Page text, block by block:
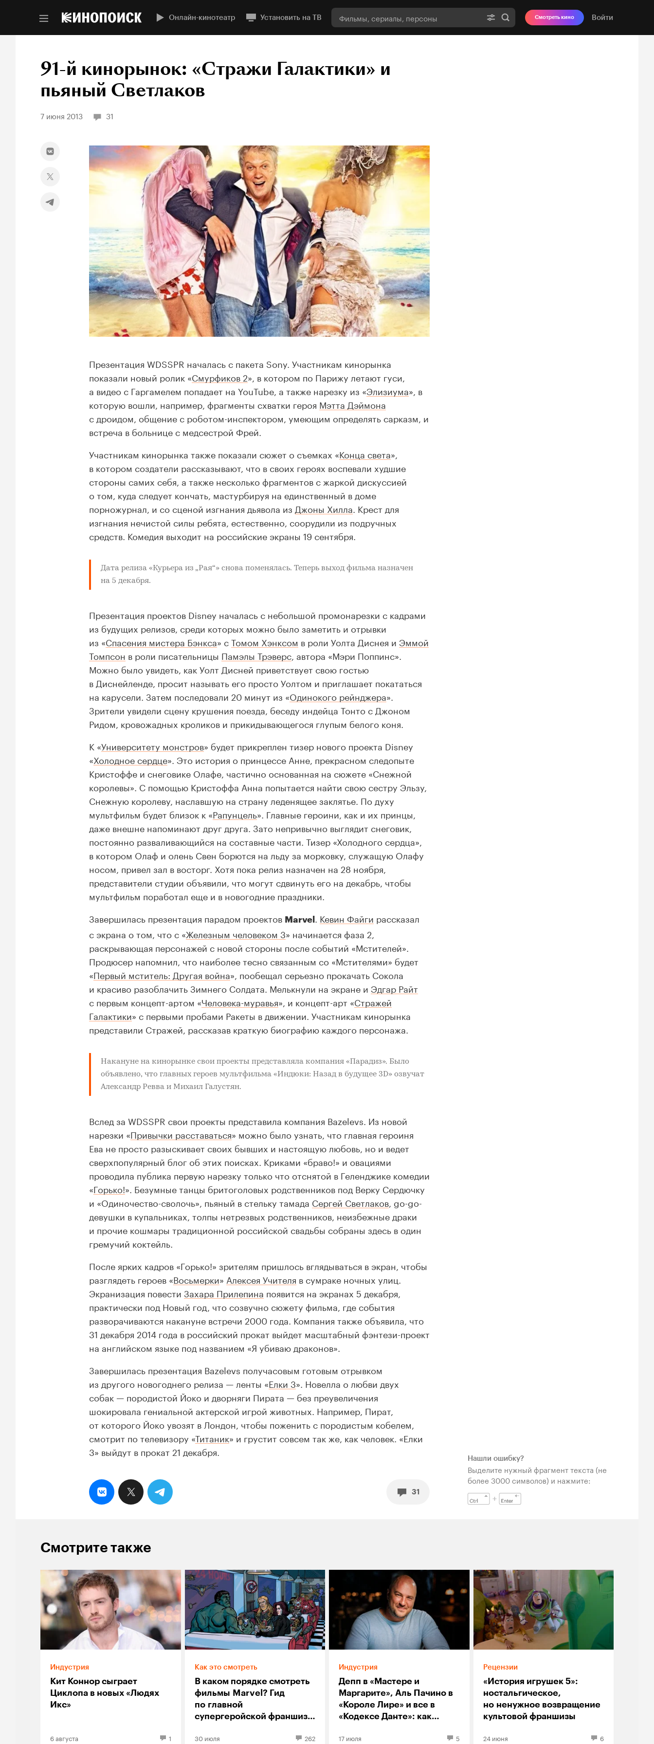
Онлайн-кинотеатр Установить на ТВ Смотреть кино Войти
91-й кинорынок: «Стражи Галактики» и
пьяный Светлаков
7 июня 2013 31
Презентация WDSSPR началась с пакета Sony. Участникам кинорынка
показали новый ролик «Смурфиков 2», в котором по Парижу летают гуси,
а видео с Гаргамелем попадает на YouTube, а также нарезку из «Элизиума», в
которую вошли, например, фрагменты схватки героя Мэтта Дэймона
с дроидом, общение с роботом-инспектором , умеющим определять сарказм, и
встреча в больнице с медсестрой Фрей.
Участникам кинорынка также показали сюжет о съемках «Конца света»,
в котором создатели рассказывают, что в своих героях воспевали худшие
стороны самих себя, а также несколько фрагментов с жаркой дискуссией
о том, куда следует кончать, мастурбируя на единственный в доме
порножурнал, и со сценой изгнания дьявола из Джоны Хилла . Крест для
изгнания нечистой силы ребята, естественно, соорудили из подручных
средств. Комедия выходит на российские экраны 19 сентября.
Дата релиза «Курьера из „Рая“» снова поменялась. Теперь выход фильма назначен
на 5 декабря.
Презентация проектов Disney началась с небольшой промонарезки с кадрами
из будущих релизов, среди которых можно было заметить и отрывки
из «Спасения мистера Бэнкса» сТомом Хэнксом в роли Уолта Диснея и Эммой
Томпсон в роли писательницы Памэлы Трэверс , автора «Мэри Поппинс».
Можно было увидеть, как Уолт Дисней приветствует свою гостью
в Диснейленде, просит называть его просто Уолтом и приглашает покататься
на карусели. Затем последовали 20 минут из «Одинокого рейнджера».
Зрители увидели сцену крушения поезда, беседу индейца Тонто с Джоном
Ридом, кровожадных кроликов и прикидывающегося глупым белого коня.
К «Университету монстров» будет прикреплен тизер нового проекта Disney
«Холодное сердце». Это история о принцессе Анне, прекрасном следопыте
Кристоффе и снеговике Олафе, частично основанная на сюжете «Снежной
королевы». С помощью Кристоффа Анна попытается найти свою сестру Эльзу,
Снежную королеву, наславшую на страну леденящее заклятье. По духу
мультфильм будет близок к «Рапунцель». Главные героини, как и их принцы,
даже внешне напоминают друг друга. Зато непривычно выглядит снеговик,
постоянно разваливающийся на составные части. Тизер «Холодного сердца»,
в котором Олаф и олень Свен борются на льду за морковку, служащую Олафу
носом, привел зал в восторг. Хотя пока релиз назначен на 28 ноября,
представители студии объявили, что могут сдвинуть его на декабрь, чтобы
мультфильм поработал еще и в новогодние праздники.
Завершилась презентация парадом проектов Marvel Кевин Файги рассказал
с экрана о том, что с «Железным человеком 3» начинается фаза 2,
раскрывающая персонажей с новой стороны после событий «Мстителей».
Продюсер напомнил, что наиболее тесно связанным со «Мстителями» будет
«Первый мститель: Другая война», пообещал серьезно прокачать Сокола
и красиво разоблачить Зимнего Солдата. Мелькнули на экране и Эдгар Райт
с первым концепт-артом «Человека-муравья» , и концепт-арт «Стражей
Галактики» с первыми пробами Ракеты в движении. Участникам кинорынка
представили Стражей, рассказав краткую биографию каждого персонажа.
Накануне на кинорынке свои проекты представляла компания «Парадиз». Было
объявлено, что главных героев мультфильма «Индюки: Назад в будущее 3D» озвучат
Александр Ревва и Михаил Галустян.
Вслед за WDSSPR свои проекты представила компания Bazelevs. Из новой
нарезки «Привычки расставаться» можно было узнать, что главная героиня
Ева не просто разыскивает своих бывших и настоящую любовь, но и ведет
сверхпопулярный блог об этих поисках. Криками «браво!» и овациями
проводила публика первую нарезку только что отснятой в Геленджике комедии
«Горько!». Безумные танцы бритоголовых родственников под Верку Сердючку
и «Одиночество-сволочь» , пьяный в стельку тамада Сергей Светлаков , go-go-
девушки в купальниках, толпы нетрезвых родственников, неизбежные драки
и прочие кошмары традиционной российской свадьбы собраны здесь в один
гремучий коктейль.
После ярких кадров «Горько!» зрителям пришлось вглядываться в экран, чтобы
разглядеть героев «Восьмерки» Алексея Учителя в сумраке ночных улиц.
Экранизация повести Захара Прилепина появится на экранах 5 декабря,
практически под Новый год, что созвучно сюжету фильма, где события
разворачиваются накануне встречи 2000 года. Компания также объявила, что
31 декабря 2014 года в российский прокат выйдет масштабный фэнтези-проект
на английском языке под названием «Я убиваю драконов».
Завершилась презентация Bazelevs получасовым готовым отрывком
из другого новогоднего релиза — ленты «Елки 3». Новелла о любви двух
собак — породистой Йоко и дворняги Пирата — без преувеличения
шокировала гениальной актерской игрой животных. Например, Пират,
от которого Йоко увозят в Лондон, чтобы поженить с породистым кобелем,
смотрит по телевизору «Титаник» и грустит совсем так же, как человек. «Елки
3» выйдут в прокат 21 декабря.
31
Нашли ошибку?
Выделите нужный фрагмент текста (не
более 3000 символов) и нажмите:
Смотрите также
Индустрия
Кит Коннор сыграет
Циклопа в новых «Людях
Икс»
6 августа 1
Как это смотреть
В каком порядке смотреть
фильмы Marvel? Гид
по главной
супергеройской франшизе
30 июля 262
Индустрия
Депп в «Мастере и
Маргарите», Аль Пачино в
«Короле Лире» и все в
«Кодексе Данте»: как
продюсирует
17 июля 5
Рецензии
«История игрушек 5»:
ностальгическое,
но ненужное возвращение
культовой франшизы
24 июня 6